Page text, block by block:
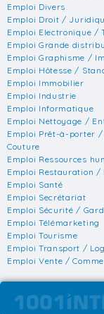
Emploi Divers
Emploi Droit /
Emploi Electronique /
Emploi Grande
Emploi Graphisme /
Emploi Hôtesse /
Emploi Immobilier
Emploi Industrie
Emploi Informatique
Emploi Nettoyage /
Emploi Prêt-à-porter /
Couture
Emploi Ressources
Emploi Restauration /
Emploi Santé
Emploi Secrétariat
Emploi Sécurité /
Emploi Télémarketing
Emploi Tourisme
Emploi Transport /
Emploi Vente /